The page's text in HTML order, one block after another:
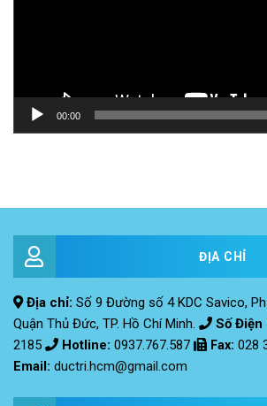
00:00
ĐỊA CHỈ
Địa chỉ: Số 9 Đường số 4 KDC Savico,
Quận Thủ Đức, TP. Hồ Chí Minh.
Số Điện
2185
Hotline: 0937.767.587 Fax: 028
Email: ductri.hcm@gmail.com